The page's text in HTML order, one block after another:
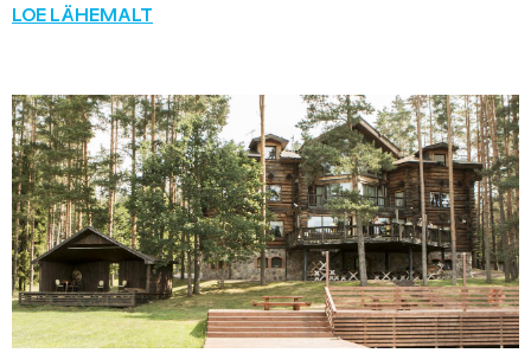
LOE LÄHEMALT